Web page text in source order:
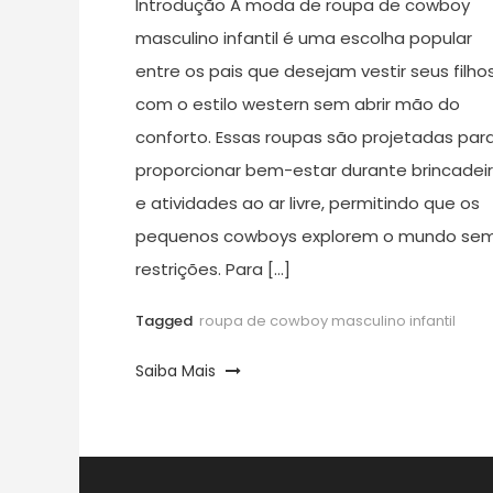
Introdução A moda de roupa de cowboy
masculino infantil é uma escolha popular
entre os pais que desejam vestir seus
com o estilo western sem abrir mão do
conforto. Essas roupas são projetadas
proporcionar bem-estar durante
e atividades ao ar livre, permitindo que os
pequenos cowboys explorem o mundo
restrições. Para […]
Tagged roupa de cowboy masculino infantil
Saiba Mais